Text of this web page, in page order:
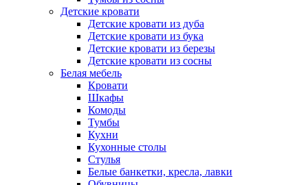
Детские кровати
Детские кровати из дуба
Детские кровати из бука
Детские кровати из березы
Детские кровати из сосны
Белая мебель
Кровати
Шкафы
Комоды
Тумбы
Кухни
Кухонные столы
Стулья
Белые банкетки, кресла, лавки